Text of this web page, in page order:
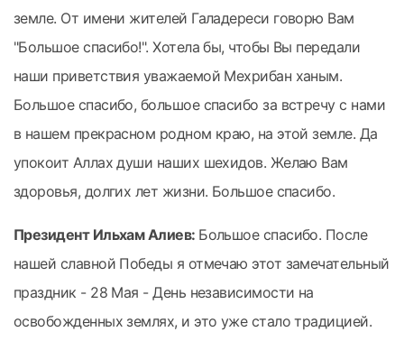
земле. От имени жителей Галадереси говорю Вам
"Большое спасибо!". Хотела бы, чтобы Вы передали
наши приветствия уважаемой Мехрибан ханым.
Большое спасибо, большое спасибо за встречу с нами
в нашем прекрасном родном краю, на этой земле. Да
упокоит Аллах души наших шехидов. Желаю Вам
здоровья, долгих лет жизни. Большое спасибо.
Президент Ильхам Алиев: Большое спасибо. После
нашей славной Победы я отмечаю этот замечательный
праздник - 28 Мая - День независимости на
освобожденных землях, и это уже стало традицией.